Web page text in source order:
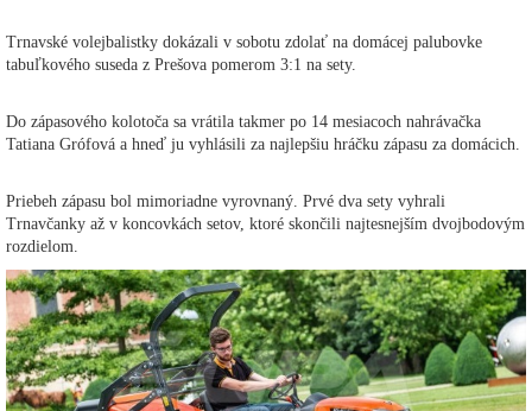
Trnavské volejbalistky dokázali v sobotu zdolať na domácej palubovke
tabuľkového suseda z Prešova pomerom 3:1 na sety.
Do zápasového kolotoča sa vrátila takmer po 14 mesiacoch nahrávačka
Tatiana Grófová a hneď ju vyhlásili za najlepšiu hráčku zápasu za domácich.
Priebeh zápasu bol mimoriadne vyrovnaný. Prvé dva sety vyhrali
Trnavčanky až v koncovkách setov, ktoré skončili najtesnejším dvojbodovým
rozdielom.